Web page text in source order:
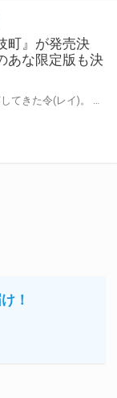
町』が発売決
あな限定版も決
！